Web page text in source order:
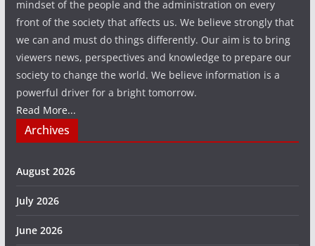
mindset of the people and the administration on every
front of the society that affects us. We believe strongly that
we can and must do things differently. Our aim is to bring
viewers news, perspectives and knowledge to prepare our
society to change the world. We believe information is a
powerful driver for a bright tomorrow.
Read More...
Archives
August 2026
July 2026
June 2026